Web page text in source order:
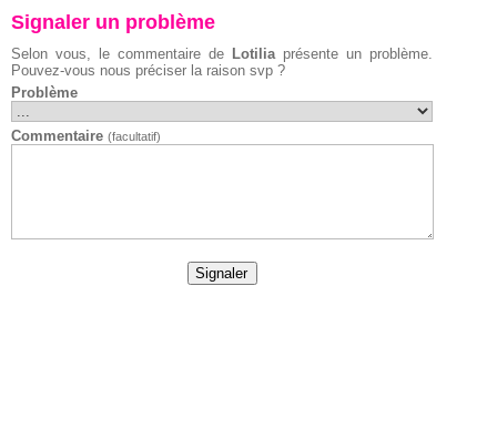
Signaler un problème
Selon vous, le commentaire de Lotiliaprésente un problème.
Pouvez-vous nous préciser la raison svp ?
Problème
Commentaire (facultatif)